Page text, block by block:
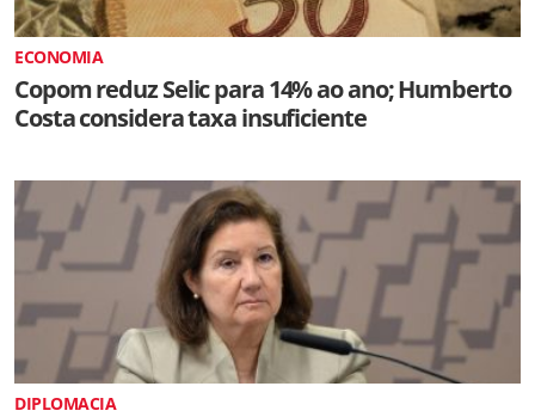
ECONOMIA
Copom reduz Selic para 14% ao ano; Humberto
Costa considera taxa insuficiente
DIPLOMACIA